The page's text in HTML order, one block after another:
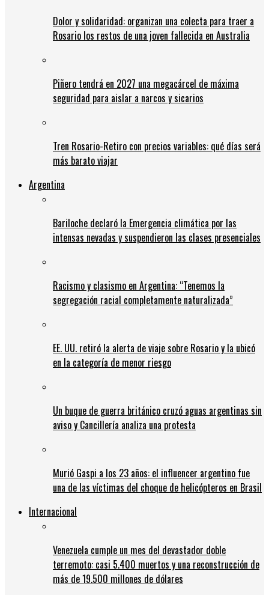
Dolor y solidaridad: organizan una colecta para traer a
Rosario los restos de una joven fallecida en Australia
Piñero tendrá en 2027 una megacárcel de máxima
seguridad para aislar a narcos y sicarios
Tren Rosario-Retiro con precios variables: qué días será
más barato viajar
Argentina
Bariloche declaró la Emergencia climática por las
intensas nevadas y suspendieron las clases presenciales
Racismo y clasismo en Argentina: “Tenemos la
segregación racial completamente naturalizada”
EE. UU. retiró la alerta de viaje sobre Rosario y la ubicó
en la categoría de menor riesgo
Un buque de guerra británico cruzó aguas argentinas sin
aviso y Cancillería analiza una protesta
Murió Gaspi a los 23 años: el influencer argentino fue
una de las víctimas del choque de helicópteros en Brasil
Internacional
Venezuela cumple un mes del devastador doble
terremoto: casi 5.400 muertos y una reconstrucción de
más de 19.500 millones de dólares